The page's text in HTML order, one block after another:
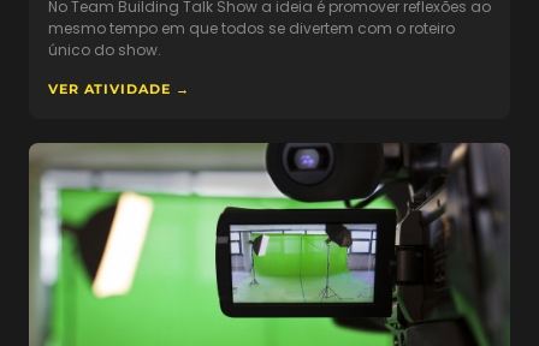
No Team Building Talk Show a ideia é promover reflexões ao
mesmo tempo em que todos se divertem com o roteiro
único do show.
VER ATIVIDADE →